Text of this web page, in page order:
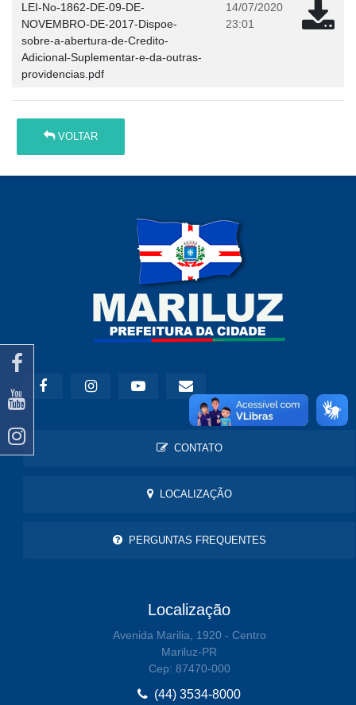
LEI-No-1862-DE-09-DE-
NOVEMBRO-DE-2017-Dispoe-
sobre-a-abertura-de-Credito-
Adicional-Suplementar-e-da-outras-
providencias.pdf
14/07/2020
23:01
VOLTAR
CONTATO
LOCALIZAÇÃO
PERGUNTAS FREQUENTES
Localização
Avenida Marilia, 1920 - Centro
Mariluz-PR
Cep: 87470-000
(44) 3534-8000